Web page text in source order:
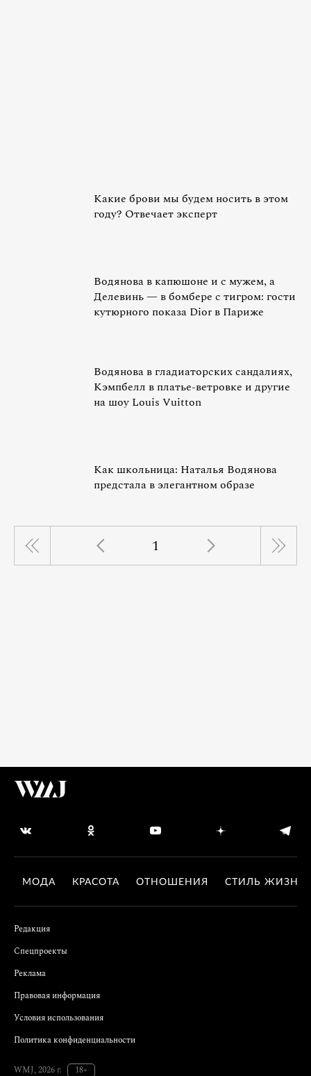
Какие брови мы будем носить в этом
году? Отвечает эксперт
Водянова в капюшоне и с мужем, а
Делевинь — в бомбере с тигром: гости
кутюрного показа Dior в Париже
Водянова в гладиаторских сандалиях,
Кэмпбелл в платье-ветровке и другие
на шоу Louis Vuitton
Как школьница: Наталья Водянова
предстала в элегантном образе
1
МОДА КРАСОТА ОТНОШЕНИЯ СТИЛЬ ЖИЗНИ
Редакция
Спецпроекты
Реклама
Правовая информация
Условия использования
Политика конфиденциальности
WMJ, 2026 г. 18+